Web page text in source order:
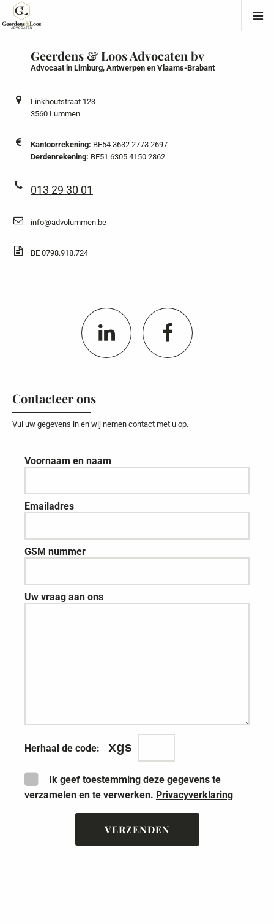
Geerdens & Loos Advocaten bv
Advocaat in Limburg, Antwerpen en Vlaams-Brabant
Linkhoutstraat 123
3560 Lummen
Kantoorrekening: BE54 3632 2773 2697
Derdenrekening: BE51 6305 4150 2862
013 29 30 01
info@advolummen.be
BE 0798.918.724
Contacteer ons
Vul uw gegevens in en wij nemen contact met u op.
Voornaam en naam
Emailadres
GSM nummer
Uw vraag aan ons
Herhaal de code: xgs
Ik geef toestemming deze gegevens te
verzamelen en te verwerken. Privacyverklaring